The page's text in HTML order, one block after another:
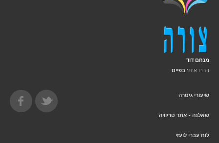
מנחם דוד
דברו איתי בפייס
שיעורי גיטרה
שאלנה - אתר טריוויה
לוח עברי לועזי